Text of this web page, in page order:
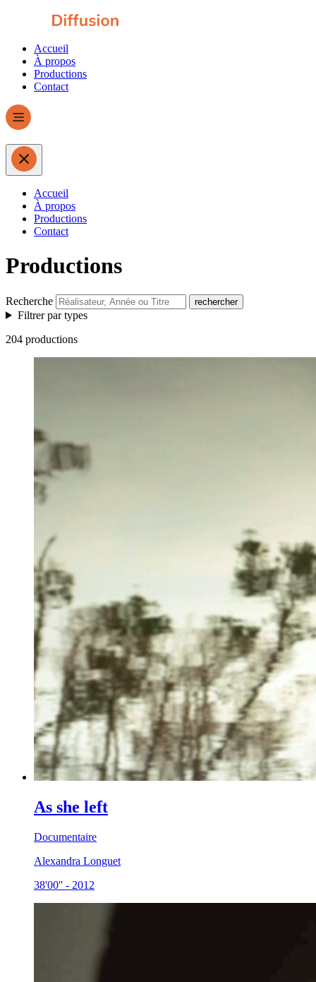
Accueil
À propos
Productions
Contact
Accueil
À propos
Productions
Contact
Productions
Recherche
Filtrer par types
204 productions
As she left
Documentaire
Alexandra Longuet
38'00'' - 2012